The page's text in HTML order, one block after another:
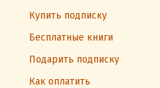
Купить подписку
Бесплатные книги
Подарить подписку
Как оплатить